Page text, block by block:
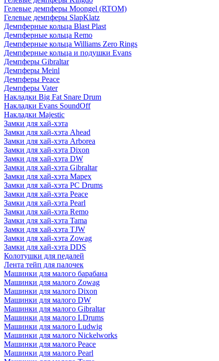
Гелевые демпферы Moongel (RTOM)
Гелевые демпферы SlapKlatz
Демпферные кольца Blast Plast
Демпферные кольца Remo
Демпферные кольца Williams Zero Rings
Демпферные кольца и подушки Evans
Демпферы Gibraltar
Демпферы Meinl
Демпферы Peace
Демпферы Vater
Накладки Big Fat Snare Drum
Накладки Evans SoundOff
Накладки Majestic
Замки для хай-хэта
Замки для хай-хэта Ahead
Замки для хай-хэта Arborea
Замки для хай-хэта Dixon
Замки для хай-хэта DW
Замки для хай-хэта Gibraltar
Замки для хай-хэта Mapex
Замки для хай-хэта PC Drums
Замки для хай-хэта Peace
Замки для хай-хэта Pearl
Замки для хай-хэта Remo
Замки для хай-хэта Tama
Замки для хай-хэта TJW
Замки для хай-хэта Zowag
Замки для хай-хэта DDS
Колотушки для педалей
Лента тейп для палочек
Машинки для малого барабана
Машинки для малого Zowag
Машинки для малого Dixon
Машинки для малого DW
Машинки для малого Gibraltar
Машинки для малого LDrums
Машинки для малого Ludwig
Машинки для малого Nickelworks
Машинки для малого Peace
Машинки для малого Pearl